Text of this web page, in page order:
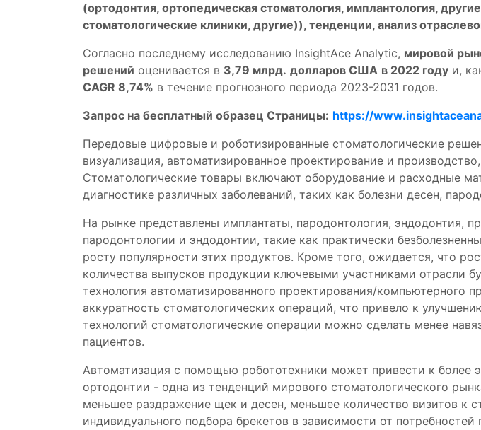
(ортодонтия, ортопедическая стоматология, имплантология,
стоматологические клиники, другие)), тенденции, анализ
Согласно последнему исследованию InsightAce Analytic, мировой
решений оценивается в 3,79 млрд. долларов США в 2022 году и,
CAGR 8,74% в течение прогнозного периода 2023-2031 годов.
Запрос на бесплатный образец Страницы: https://
Передовые цифровые и роботизированные стоматологические
визуализация, автоматизированное проектирование и
Стоматологические товары включают оборудование и расходные
диагностике различных заболеваний, таких как болезни десен,
На рынке представлены имплантаты, пародонтология, эндодонтия,
пародонтологии и эндодонтии, такие как практически
росту популярности этих продуктов. Кроме того, ожидается, что
количества выпусков продукции ключевыми участниками отрасли
технология автоматизированного проектирования/компьютерного
аккуратность стоматологических операций, что привело к
технологий стоматологические операции можно сделать менее
пациентов.
Автоматизация с помощью робототехники может привести к
ортодонтии - одна из тенденций мирового стоматологического
меньшее раздражение щек и десен, меньшее количество визитов к
индивидуального подбора брекетов в зависимости от